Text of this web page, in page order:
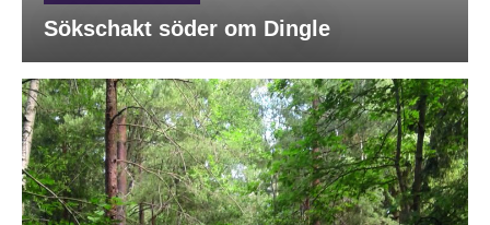
Sökschakt söder om Dingle